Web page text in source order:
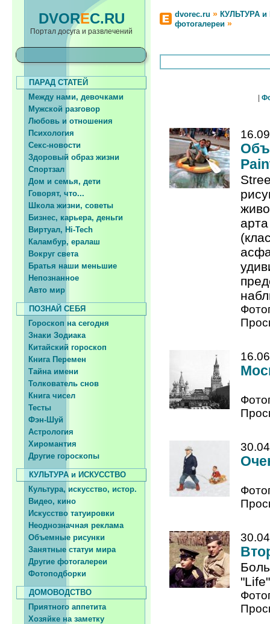
DVOREC.RU
Портал досуга и развлечений
dvorec.ru » КУЛЬТУРА
фотогалереи »
ПАРАД СТАТЕЙ
Между нами, девочками
Мужской разговор
Любовь и отношения
Психология
Секс-новости
Здоровый образ жизни
Спортзал
Дом и семья, дети
Говорят, что...
Школа жизни, советы
Бизнес, карьера, деньги
Виртуал, Hi-Tech
Каламбур, ералаш
Вокруг света
Братья наши меньшие
Непознанное
Авто мир
ПОЗНАЙ СЕБЯ
Гороскоп на сегодня
Знаки Зодиака
Китайский гороскоп
Книга Перемен
Тайна имени
Толкователь снов
Книга чисел
Тесты
Фэн-Шуй
Астрология
Хиромантия
Другие гороскопы
КУЛЬТУРА и ИСКУССТВО
Культура, искусство, истор.
Видео, кино
Искусство татуировки
Неоднозначная реклама
Объемные рисунки
Занятные статуи мира
Другие фотогалереи
Фотоподборки
ДОМОВОДСТВО
Приятного аппетита
Хозяйке на заметку